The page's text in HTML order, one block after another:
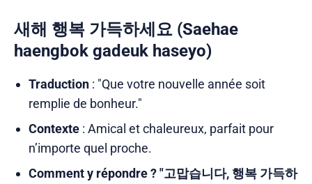
새해 행복 가득하세요 (Saehae
haengbok gadeuk haseyo)
Traduction: "Que votre nouvelle année soit
remplie de bonheur."
Contexte: Amical et chaleureux, parfait pour
n’importe quel proche.
Comment y répondre ? "고맙습니다, 행복 가득하